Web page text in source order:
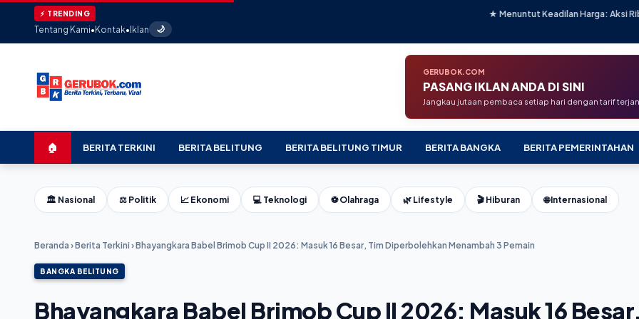
⚡ TRENDING ★ Menuntut Keadilan Harga: Aksi Ribuan Penambang
Tentang Kami•Kontak•Iklan 🌙
GERUBOK.COM
PASANG IKLAN ANDA DI SINI
Jangkau jutaan pembaca setiap hari dengan tarif
🏠 BERITA TERKINI BERITA BELITUNG BERITA BELITUNG TIMUR BERITA BANGKA BERITA PEMERINTAHAN
🏛️ Nasional ⚖️ Politik 📈 Ekonomi 💻 Teknologi ⚽ Olahraga 🌿 Lifestyle 🎬 Hiburan 🌐 Internasional
Beranda ›Berita Terkini ›Bhayangkara Babel Brimob Cup II 2026: Masuk 16 Besar, Tim Diperbolehkan Menambah 3 Pemain
BANGKA BELITUNG
Bhayangkara Babel Brimob Cup II 2026: Masuk 16 Besar,